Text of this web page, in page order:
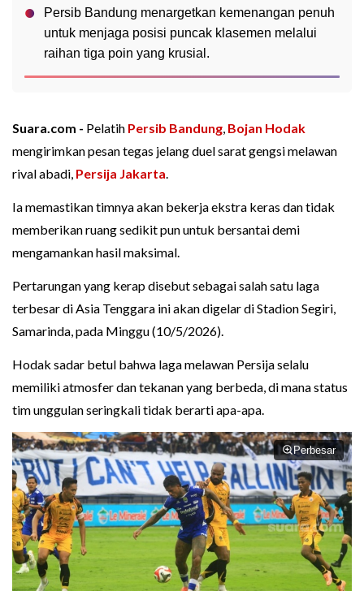
Persib Bandung menargetkan kemenangan penuh
untuk menjaga posisi puncak klasemen melalui
raihan tiga poin yang krusial.
Suara.com - Pelatih Persib Bandung, Bojan Hodak
mengirimkan pesan tegas jelang duel sarat gengsi melawan
rival abadi, Persija Jakarta.
Ia memastikan timnya akan bekerja ekstra keras dan tidak
memberikan ruang sedikit pun untuk bersantai demi
mengamankan hasil maksimal.
Pertarungan yang kerap disebut sebagai salah satu laga
terbesar di Asia Tenggara ini akan digelar di Stadion Segiri,
Samarinda, pada Minggu (10/5/2026).
Hodak sadar betul bahwa laga melawan Persija selalu
memiliki atmosfer dan tekanan yang berbeda, di mana status
tim unggulan seringkali tidak berarti apa-apa.
Perbesar